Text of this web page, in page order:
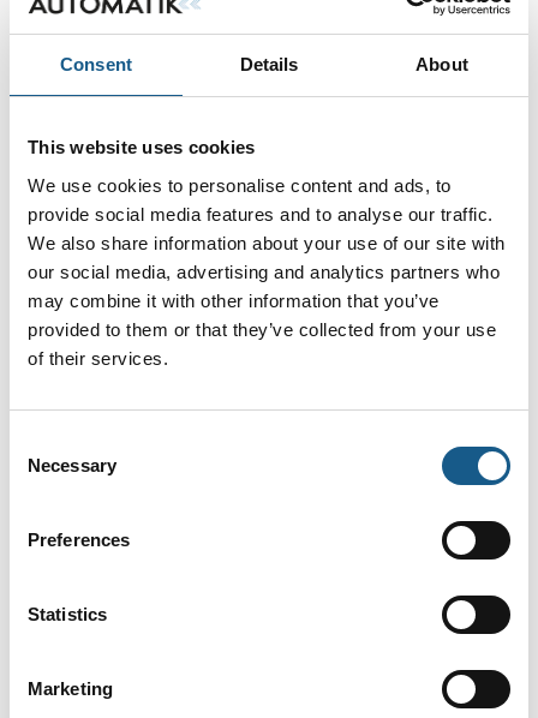
Consent Details About
This website uses cookies
We use cookies to personalise content and ads, to
provide social media features and to analyse our traffic.
We also share information about your use of our site with
our social media, advertising and analytics partners who
may combine it with other information that you’ve
provided to them or that they’ve collected from your use
of their services.
Selection
Necessary
Preferences
Statistics
Marketing
SIKO draw-wire encoder SGH10
Telco Sensors lysgitter SG 16
ODS afstandsmåler Compact-Line